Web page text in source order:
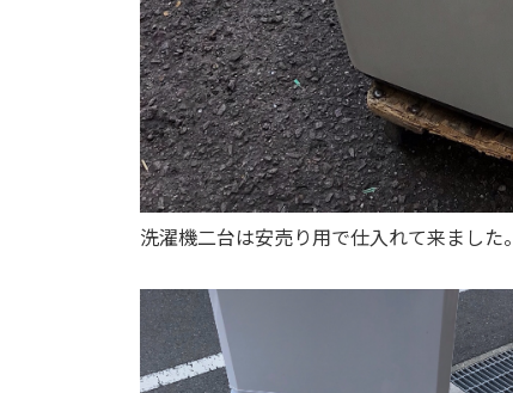
洗濯機二台は安売り用で仕入れて来ました。